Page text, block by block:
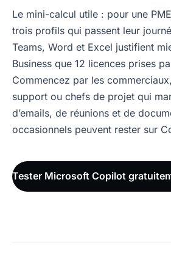
Le mini-calcul utile : pour une
trois profils qui passent leur
Teams, Word et Excel justifient
Business que 12 licences prises
Commencez par les
support ou chefs de projet qui
d’emails, de réunions et de
occasionnels peuvent rester sur
Tester Microsoft Copilot